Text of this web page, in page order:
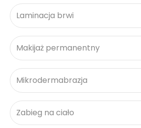
Laminacja brwi
Makijaż permanentny
Mikrodermabrazja
Zabieg na ciało